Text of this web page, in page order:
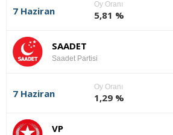
7 Haziran
Oy Oranı
5,81 %
SAADET
Saadet Partisi
7 Haziran
Oy Oranı
1,29 %
VP